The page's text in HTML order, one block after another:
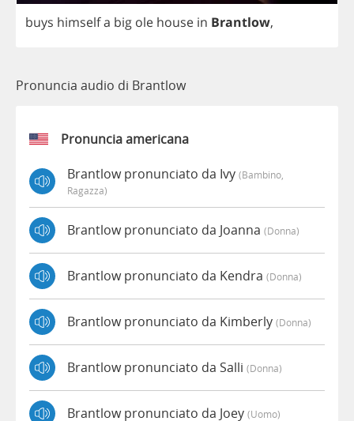
buys himselfa big ole house in Brantlow,
Pronuncia audio di Brantlow
Pronuncia americana
Brantlow pronunciato da Ivy (bambino,
Ragazza)
Brantlow pronunciato da Joanna (donna)
Brantlow pronunciato da Kendra (donna)
Brantlow pronunciato da Kimberly (donna)
Brantlow pronunciato da Salli (donna)
Brantlow pronunciato da Joey (uomo)